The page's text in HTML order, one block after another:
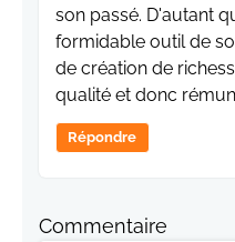
son passé. D'autant
formidable outil de
de création de
qualité et donc
Répondre
Commentaire